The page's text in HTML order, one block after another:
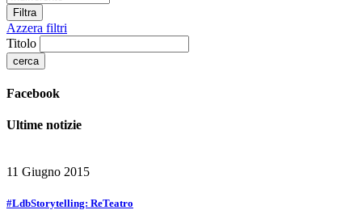
Azzera filtri
Titolo
Facebook
Ultime notizie
11 Giugno 2015
#LdbStorytelling: ReTeatro